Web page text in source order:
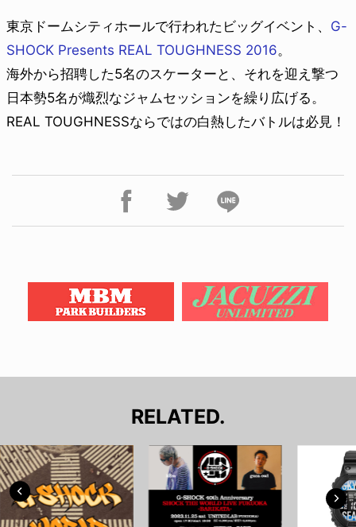
東京ドームシティホールで行われたビッグイベント、 G-
SHOCK Presents REAL TOUGHNESS 2016。
海外から招聘した5名のスケーターと、それを迎え撃つ
日本勢5名が熾烈なジャムセッションを繰り広げる。
REAL TOUGHNESSならではの白熱したバトルは必見！
RELATED.